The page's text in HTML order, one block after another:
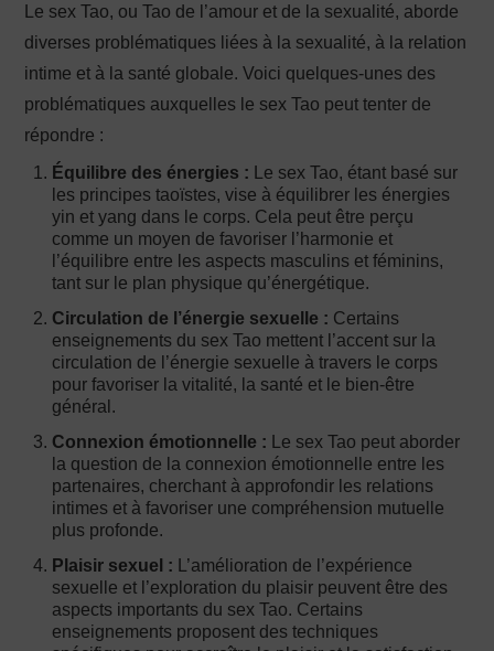
Le sex Tao, ou Tao de l’amour et de la sexualité, aborde
diverses problématiques liées à la sexualité, à la relation
intime et à la santé globale. Voici quelques-unes des
problématiques auxquelles le sex Tao peut tenter de
répondre :
Équilibre des énergies : Le sex Tao, étant basé sur
les principes taoïstes, vise à équilibrer les énergies
yin et yang dans le corps. Cela peut être perçu
comme un moyen de favoriser l’harmonie et
l’équilibre entre les aspects masculins et féminins,
tant sur le plan physique qu’énergétique.
Circulation de l’énergie sexuelle : Certains
enseignements du sex Tao mettent l’accent sur la
circulation de l’énergie sexuelle à travers le corps
pour favoriser la vitalité, la santé et le bien-être
général.
Connexion émotionnelle : Le sex Tao peut aborder
la question de la connexion émotionnelle entre les
partenaires, cherchant à approfondir les relations
intimes et à favoriser une compréhension mutuelle
plus profonde.
Plaisir sexuel : L’amélioration de l’expérience
sexuelle et l’exploration du plaisir peuvent être des
aspects importants du sex Tao. Certains
enseignements proposent des techniques